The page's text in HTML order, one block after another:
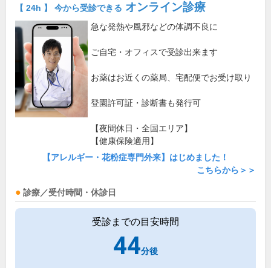
【 24h 】 今から受診できる オンライン診療
急な発熱や風邪などの体調不良に
ご自宅・オフィスで受診出来ます
お薬はお近くの薬局、宅配便でお受け取り
登園許可証・診断書も発行可
【夜間休日・全国エリア】
【健康保険適用】
【アレルギー・花粉症専門外来】はじめました！
こちらから＞＞
診療／受付時間・休診日
受診までの目安時間
44分後